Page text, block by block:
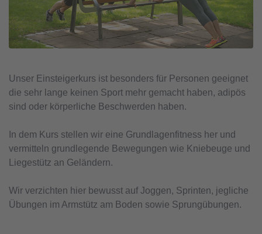
Unser Einsteigerkurs ist besonders für Personen geeignet
die sehr lange keinen Sport mehr gemacht haben, adipös
sind oder körperliche Beschwerden haben.
In dem Kurs stellen wir eine Grundlagenfitness her und
vermitteln grundlegende Bewegungen wie Kniebeuge und
Liegestütz an Geländern.
Wir verzichten hier bewusst auf Joggen, Sprinten, jegliche
Übungen im Armstütz am Boden sowie Sprungübungen.